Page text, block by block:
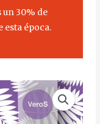
un 30% de
esta época.